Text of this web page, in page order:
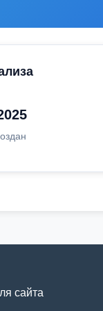
сайта